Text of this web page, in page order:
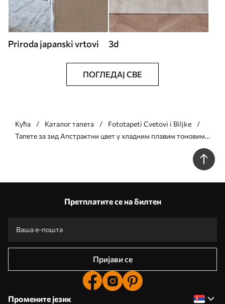
Priroda japanski vrtovi 3d
ПОГЛЕДАЈ СВЕ
Кућа Каталог тапета
Fototapeti Cvetovi i Biljke
Тапете за зид Апстрактни цвет у хладним плавим тоновима
Претплатите се на билтен
Пријави се
Промените језик